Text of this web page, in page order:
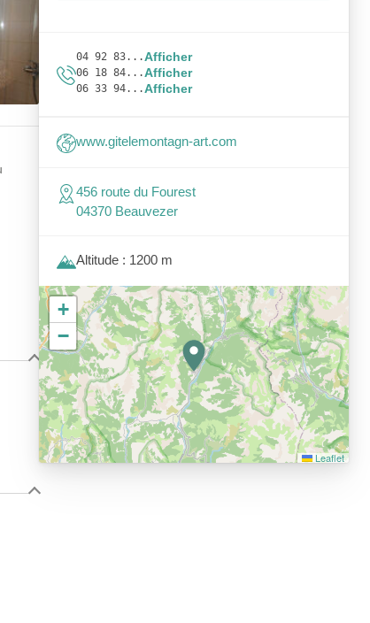
04 92 83...Afficher
06 18 84...Afficher
06 33 94...Afficher
www.gitelemontagn-art.com
456 route du Fourest
04370 Beauvezer
Altitude : 1200 m
+
−
Leaflet